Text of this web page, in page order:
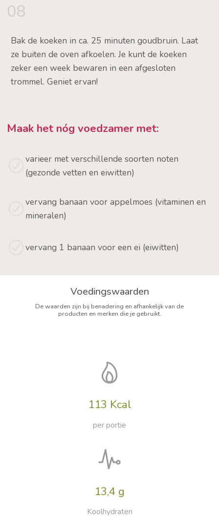
08
Bak de koeken in ca. 25 minuten goudbruin. Laat
ze buiten de oven afkoelen. Je kunt de koeken
zeker een week bewaren in een afgesloten
trommel. Geniet ervan!
Maak het nóg voedzamer met:
varieer met verschillende soorten noten
(gezonde vetten en eiwitten)
vervang banaan voor appelmoes (vitaminen en
mineralen)
vervang 1 banaan voor een ei (eiwitten)
Voedingswaarden
De waarden zijn bij benadering en afhankelijk van de
producten en merken die je gebruikt.
113 Kcal
per portie
13,4 g
Koolhydraten